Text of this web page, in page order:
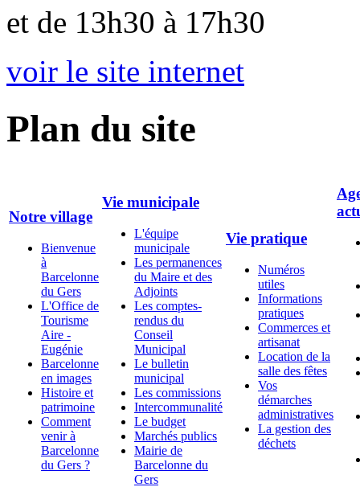
et de 13h30 à 17h30
voir le site internet
Plan du site
Notre village
Bienvenue
à
Barcelonne
du Gers
L'Office de
Tourisme
Aire -
Eugénie
Barcelonne
en images
Histoire et
patrimoine
Comment
venir à
Barcelonne
du Gers ?
Vie municipale
L'équipe
municipale
Les permanences
du Maire et des
Adjoints
Les comptes-
rendus du
Conseil
Municipal
Le bulletin
municipal
Les commissions
Intercommunalité
Le budget
Marchés publics
Mairie de
Barcelonne du
Gers
Vie pratique
Numéros
utiles
Informations
pratiques
Commerces et
artisanat
Location de la
salle des fêtes
Vos
démarches
administratives
La gestion des
déchets